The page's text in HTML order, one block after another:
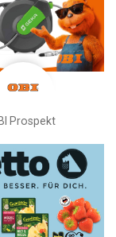
Prospekt